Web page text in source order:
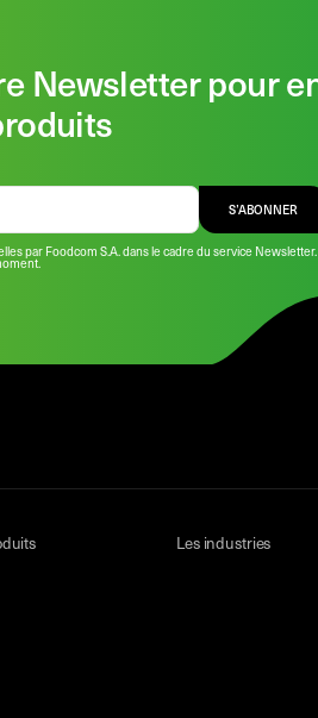
Newsletter pour
par Foodcom S.A. dans le cadre du service Newsletter.
S’ABONNER
Les industries